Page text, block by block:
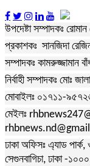
উপদেষ্টা সম্পাদকঃ
প্রকাশকঃ সানজিদা
সম্পাদকঃ কামরুজ্জামান
নির্বাহী সম্পাদকঃ মোঃ
মোবাইলঃ ০১৭১১-
মেইলঃ
ঢাকা অফিসঃ এ্যাড
সেগুনবাগিচা, ঢাকা -